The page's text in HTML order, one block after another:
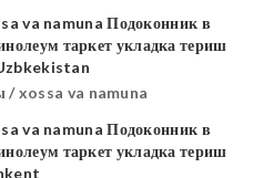
/ xossa va namuna